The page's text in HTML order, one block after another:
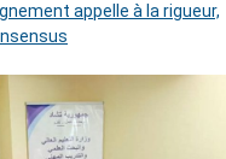
appelle à la rigueur,